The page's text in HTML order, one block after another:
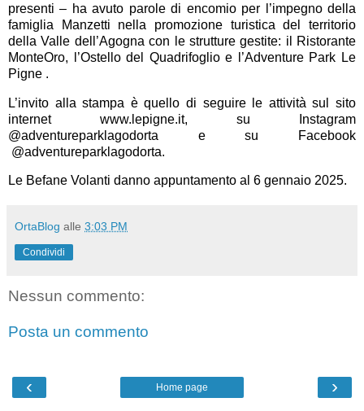
presenti – ha avuto parole di encomio per l’impegno della
famiglia Manzetti nella promozione turistica del territorio
della Valle dell’Agogna con le strutture gestite: il Ristorante
MonteOro, l’Ostello del Quadrifoglio e l’Adventure Park Le
Pigne .
L’invito alla stampa è quello di seguire le attività sul sito
internet www.lepigne.it, su Instagram
@adventureparklagodorta e su Facebook
@adventureparklagodorta.
Le Befane Volanti danno appuntamento al 6 gennaio 2025.
OrtaBlog alle 3:03 PM
Condividi
Nessun commento:
Posta un commento
‹ ›
Home page